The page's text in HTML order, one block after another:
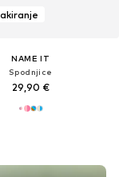
NAME IT
Spodnjice
29,90 €